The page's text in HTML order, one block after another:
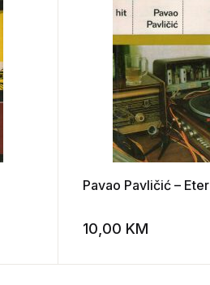
Add to wishlist
Pavao Pavličić – Eter
10,00 KM